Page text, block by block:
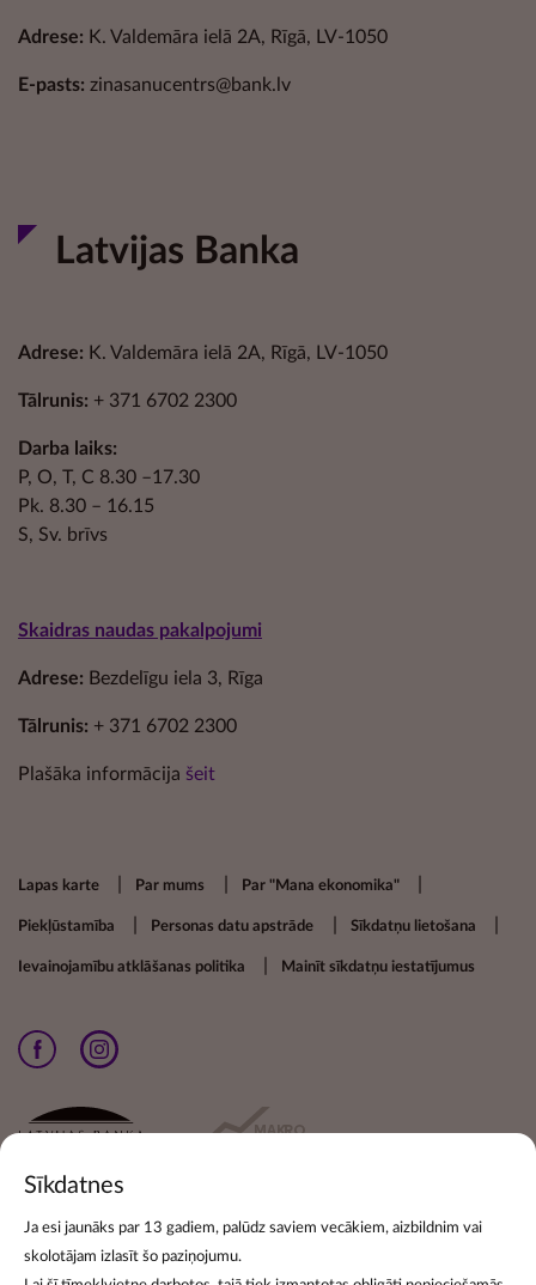
Sīkdatnes
Ja esi jaunāks par 13 gadiem, palūdz saviem vecākiem, aizbildnim vai
skolotājam izlasīt šo paziņojumu.
Adrese: K. Valdemāra ielā 2A, Rīgā, LV-1050
E-pasts: zinasanucentrs@bank.lv
Latvijas Banka
Adrese: K. Valdemāra ielā 2A, Rīgā, LV-1050
Tālrunis: + 371 6702 2300
Darba laiks:
P, O, T, C 8.30 –17.30
Pk. 8.30 – 16.15
S, Sv. brīvs
Skaidras naudas pakalpojumi
Adrese: Bezdelīgu iela 3, Rīga
Tālrunis: + 371 6702 2300
Plašāka informācija šeit
Footer secondary menu
Lapas karte Par mums Par "Mana ekonomika"
Piekļūstamība Personas datu apstrāde Sīkdatņu lietošana
Ievainojamību atklāšanas politika Mainīt sīkdatņu iestatījumus
Pieraksties jaunumiem